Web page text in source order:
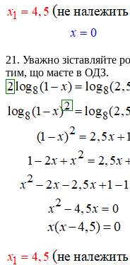
21. Уважно зіставляйте
тим, що маєте в ОДЗ.